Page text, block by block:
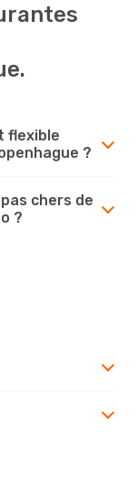
flexible
?
chers de
?